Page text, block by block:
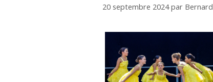
20 septembre 2024 par Bernard